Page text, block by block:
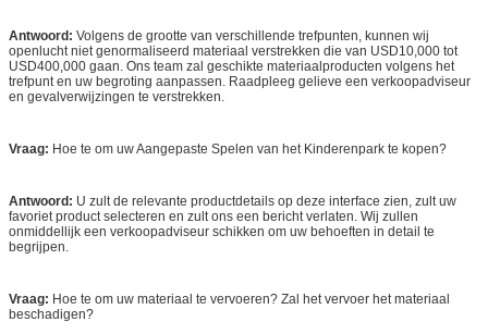
Antwoord: Volgens de grootte van verschillende trefpunten, kunnen wij
openlucht niet genormaliseerd materiaal verstrekken die van USD10,000 tot
USD400,000 gaan. Ons team zal geschikte materiaalproducten volgens het
trefpunt en uw begroting aanpassen. Raadpleeg gelieve een verkoopadviseur
en gevalverwijzingen te verstrekken.
Vraag: Hoe te om uw Aangepaste Spelen van het Kinderenpark te kopen?
Antwoord: U zult de relevante productdetails op deze interface zien, zult uw
favoriet product selecteren en zult ons een bericht verlaten. Wij zullen
onmiddellijk een verkoopadviseur schikken om uw behoeften in detail te
begrijpen.
Vraag: Hoe te om uw materiaal te vervoeren? Zal het vervoer het materiaal
beschadigen?